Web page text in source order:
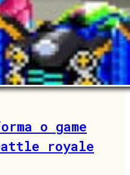
o game
royale